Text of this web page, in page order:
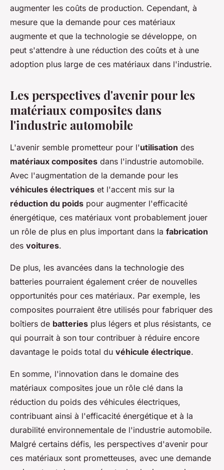
augmenter les coûts de production. Cependant, à
mesure que la demande pour ces matériaux
augmente et que la technologie se développe, on
peut s'attendre à une réduction des coûts et à une
adoption plus large de ces matériaux dans l'industrie.
Les perspectives d'avenir pour les
matériaux composites dans
l'industrie automobile
L'avenir semble prometteur pour l'utilisation des
matériaux composites dans l'industrie automobile.
Avec l'augmentation de la demande pour les
véhicules électriques et l'accent mis sur la
réduction du poids pour augmenter l'efficacité
énergétique, ces matériaux vont probablement jouer
un rôle de plus en plus important dans la fabrication
des voitures.
De plus, les avancées dans la technologie des
batteries pourraient également créer de nouvelles
opportunités pour ces matériaux. Par exemple, les
composites pourraient être utilisés pour fabriquer des
boîtiers de batteries plus légers et plus résistants, ce
qui pourrait à son tour contribuer à réduire encore
davantage le poids total du véhicule électrique.
En somme, l'innovation dans le domaine des
matériaux composites joue un rôle clé dans la
réduction du poids des véhicules électriques,
contribuant ainsi à l'efficacité énergétique et à la
durabilité environnementale de l'industrie automobile.
Malgré certains défis, les perspectives d'avenir pour
ces matériaux sont prometteuses, avec une demande